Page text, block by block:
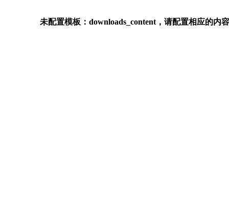
未配置模板：downloads_content，请配置相应的内